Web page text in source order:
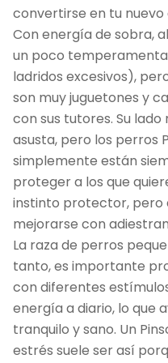
convertirse en tu
Con energía de sobra,
un poco
ladridos excesivos),
son muy juguetones y
con sus tutores. Su lado
asusta, pero los perros
simplemente están
proteger a los que
instinto protector, pero
mejorarse con
La raza de perros
tanto, es importante
con diferentes
energía a diario, lo que
tranquilo y sano. Un
estrés suele ser así